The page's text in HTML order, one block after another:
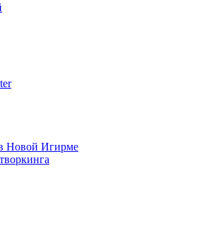
Новой Игирме